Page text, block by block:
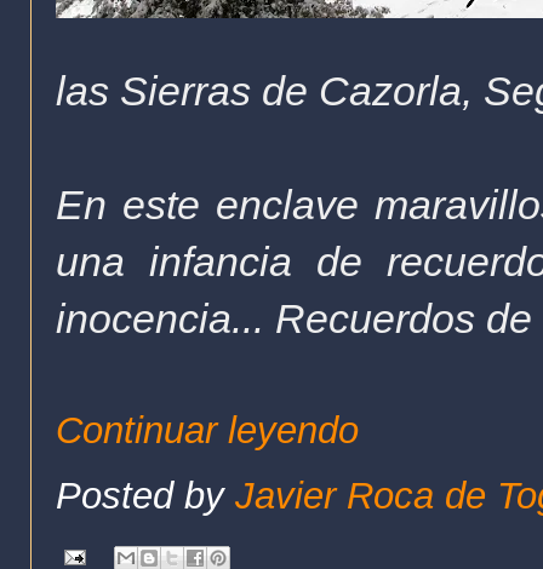
las Sierras de Cazorla,
En este enclave
una infancia de
inocencia... Recuerdos de
Continuar leyendo
Posted by Javier Roca de